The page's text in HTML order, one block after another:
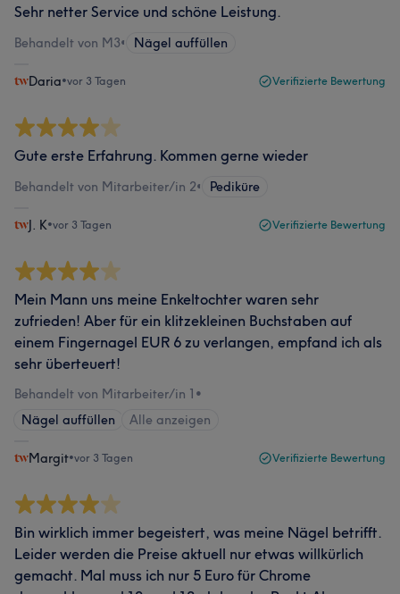
Sehr netter Service und schöne Leistung.
Behandelt von M3• Nägel auffüllen
Daria•vor 3 Tagen Verifizierte Bewertung
Gute erste Erfahrung. Kommen gerne wieder
Behandelt von Mitarbeiter/in 2• Pediküre
J. K•vor 3 Tagen Verifizierte Bewertung
Mein Mann uns meine Enkeltochter waren sehr
zufrieden! Aber für ein klitzekleinen Buchstaben auf
einem Fingernagel EUR 6 zu verlangen, empfand ich als
sehr überteuert!
Behandelt von Mitarbeiter/in 1 •
Nägel auffüllen
Alle anzeigen
Margit•vor 3 Tagen Verifizierte Bewertung
Bin wirklich immer begeistert, was meine Nägel betrifft.
Leider werden die Preise aktuell nur etwas willkürlich
gemacht. Mal muss ich nur 5 Euro für Chrome